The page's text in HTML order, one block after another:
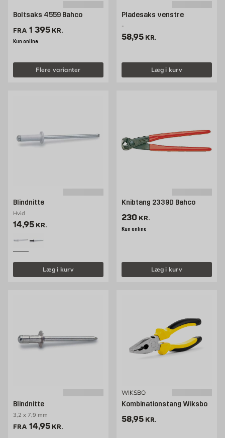
Boltsaks 4559 Bahco
FRA Pris 1395 kr. /stk
1 395 KR.
Kun online
Flere varianter
Pladesaks venstre
-
Pris 58.95 kr. /stk
58,95 KR.
Læg i kurv
Blindnitte
Hvid
Pris 14.95 kr. /stk
14,95 KR.
Læg i kurv
Knibtang 2339D Bahco
Pris 230 kr. /stk
230 KR.
Kun online
Læg i kurv
Blindnitte
3,2 x 7,9 mm
FRA Pris 14.95 kr. /stk
14,95 KR.
WIKSBO
Kombinationstang Wiksbo
Pris 58.95 kr. /stk
58,95 KR.